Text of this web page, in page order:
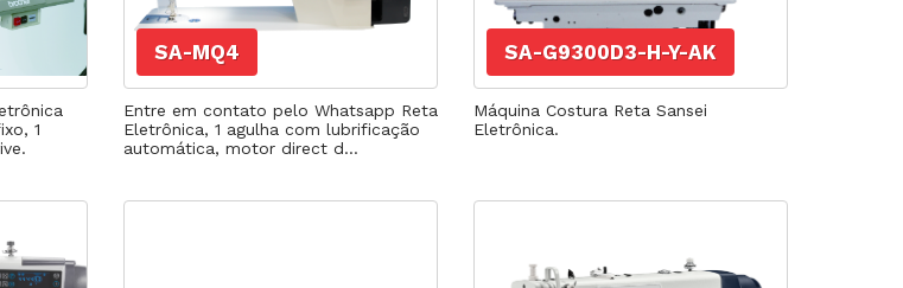
p/ Barra de Calça
Máquina Programável
de Passante
Transporte Duplo
1
SA-MQ4
Entre em contato pelo Whatsapp Reta
Eletrônica, 1 agulha com lubrificação
automática, motor direct d...
SA-G9300D3-H-Y-AK
Máquina Costura Reta Sansei
Eletrônica.